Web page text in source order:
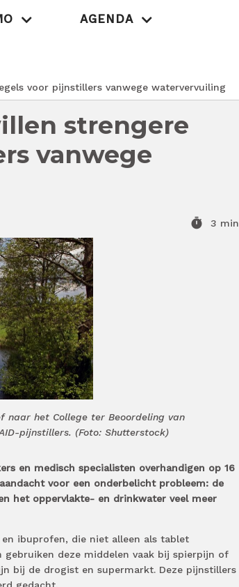
AGENDA
voor pijnstillers vanwege watervervuiling
strengere
vanwege
timer 3 min
naar het College ter Beoordeling van
pijnstillers. (Foto: Shutterstock)
en medisch specialisten overhandigen op 16
voor een onderbelicht probleem: de
het oppervlakte- en drinkwater veel meer
ibuprofen, die niet alleen als tablet
deze middelen vaak bij spierpijn of
bij de drogist en supermarkt. Deze pijnstillers